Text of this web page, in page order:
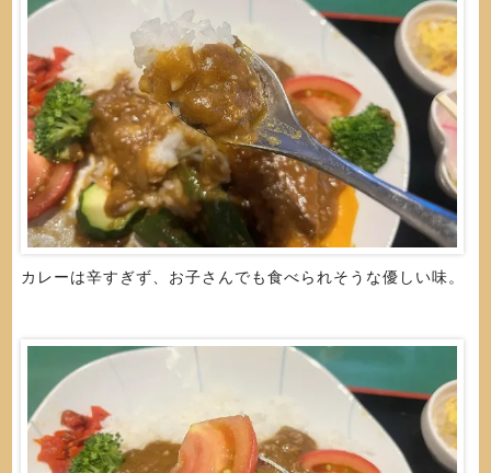
カレーは辛すぎず、お子さんでも食べられそうな優しい味。